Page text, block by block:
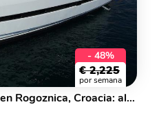
- 48%
€ 2,225
por semana
Alquiler de yates nuevos en Rogoznica, Croacia: alquila un catamarán para 8 personas.